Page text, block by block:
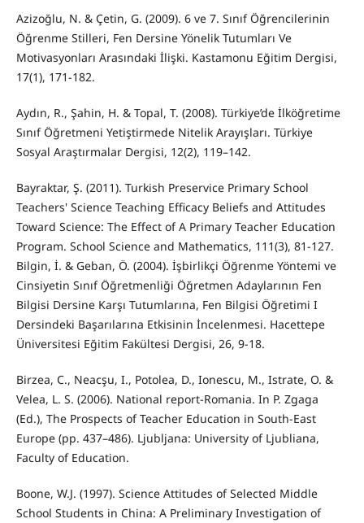
Azizoğlu, N. & Çetin, G. (2009). 6 ve 7. Sınıf Öğrencilerinin
Öğrenme Stilleri, Fen Dersine Yönelik Tutumları Ve
Motivasyonları Arasındaki İlişki. Kastamonu Eğitim Dergisi,
17(1), 171-182.
Aydın, R., Şahin, H. & Topal, T. (2008). Türkiye’de İlköğretime
Sınıf Öğretmeni Yetiştirmede Nitelik Arayışları. Türkiye
Sosyal Araştırmalar Dergisi, 12(2), 119–142.
Bayraktar, Ş. (2011). Turkish Preservice Primary School
Teachers' Science Teaching Efficacy Beliefs and Attitudes
Toward Science: The Effect of A Primary Teacher Education
Program. School Science and Mathematics, 111(3), 81-127.
Bilgin, İ. & Geban, Ö. (2004). İşbirlikçi Öğrenme Yöntemi ve
Cinsiyetin Sınıf Öğretmenliği Öğretmen Adaylarının Fen
Bilgisi Dersine Karşı Tutumlarına, Fen Bilgisi Öğretimi I
Dersindeki Başarılarına Etkisinin İncelenmesi. Hacettepe
Üniversitesi Eğitim Fakültesi Dergisi, 26, 9-18.
Birzea, C., Neacşu, I., Potolea, D., Ionescu, M., Istrate, O. &
Velea, L. S. (2006). National report-Romania. In P. Zgaga
(Ed.), The Prospects of Teacher Education in South-East
Europe (pp. 437–486). Ljubljana: University of Ljubliana,
Faculty of Education.
Boone, W.J. (1997). Science Attitudes of Selected Middle
School Students in China: A Preliminary Investigation of